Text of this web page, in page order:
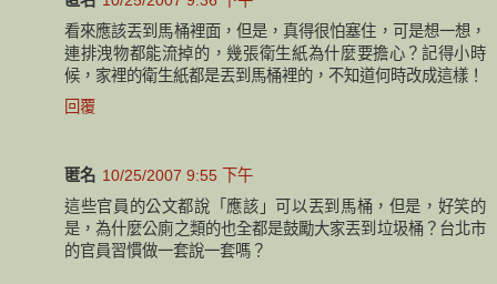
看來應該丟到馬桶裡面，但是，真得很怕塞住，可是想一想，
連排洩物都能流掉的，幾張衛生紙為什麼要擔心？記得小時
候，家裡的衛生紙都是丟到馬桶裡的，不知道何時改成這樣！
回覆
匿名 10/25/2007 9:55 下午
這些官員的公文都說「應該」可以丟到馬桶，但是，好笑的
是，為什麼公廁之類的也全都是鼓勵大家丟到垃圾桶？台北市
的官員習慣做一套說一套嗎？